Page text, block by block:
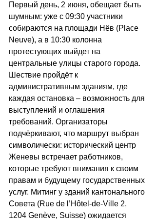
Первый день, 2 июня, обещает быть
шумным: уже с 09:30 участники
собираются на площади Нёв (Place
Neuve), а в 10:30 колонна
протестующих выйдет на
центральные улицы старого города.
Шествие пройдёт к
административным зданиям, где
каждая остановка – возможность для
выступлений и оглашения
требований. Организаторы
подчёркивают, что маршрут выбран
символически: исторический центр
Женевы встречает работников,
которые требуют внимания к своим
правам и будущему государственных
услуг. Митинг у зданий кантонального
Совета (Rue de l’Hôtel-de-Ville 2,
1204 Genève, Suisse) ожидается